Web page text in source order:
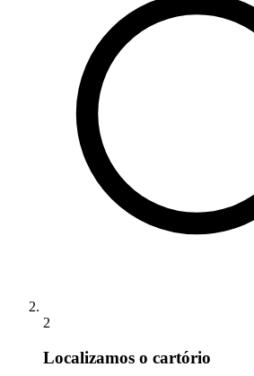
2
Localizamos o cartório